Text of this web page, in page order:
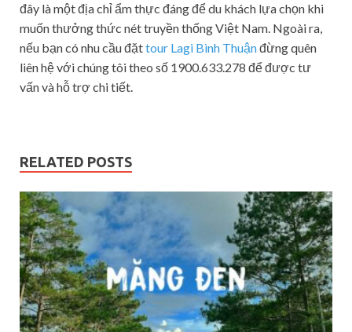
đây là một địa chỉ ẩm thực đáng để du khách lựa chọn khi
muốn thưởng thức nét truyền thống Việt Nam. Ngoài ra,
nếu bạn có nhu cầu đặttour Lagi Bình Thuậnđừng quên
liên hệ với chúng tôi theo số 1900.633.278 để được tư
vấn và hỗ trợ chi tiết.
RELATED POSTS